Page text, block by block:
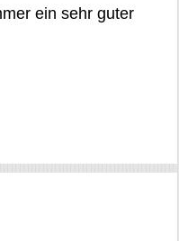
ein sehr guter